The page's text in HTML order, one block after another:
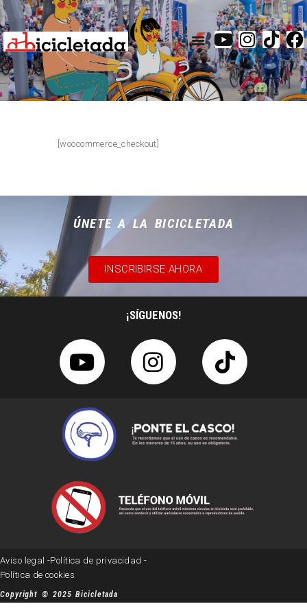
inicio
galería
santurtzi
contacto
[woocommerce_checkout]
ÚNETE A LA BICICLETADA
INSCRIBIRSE AHORA
¡SÍGUENOS!
Aviso legal -Política de privacidad -
Política de cookies
Copyright © 2025 Bicicletada